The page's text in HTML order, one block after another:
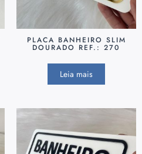
PLACA BANHEIRO SLIM
DOURADO REF.: 270
Leia mais